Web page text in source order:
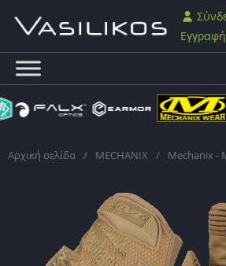
Εγγραφή
Αρχική σελίδα / MECHANIX / Mechanix -